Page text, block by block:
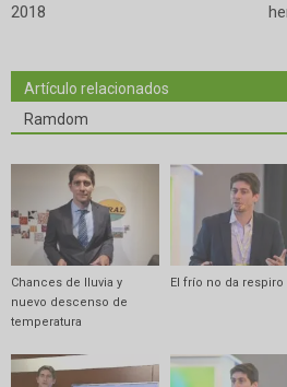
2018
Artículo relacionados
Ramdom
Chances de lluvia y
nuevo descenso de
temperatura
El frío no da respiro